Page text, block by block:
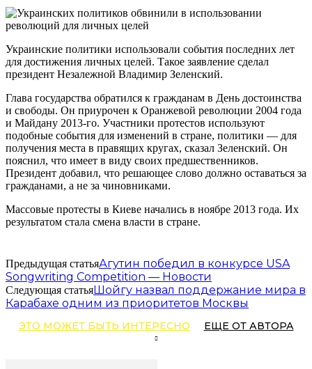
Украинские политики использовали события последних лет
для достижения личных целей. Такое заявление сделал
президент Незалежной Владимир Зеленский.
Глава государства обратился к гражданам в День достоинства
и свободы. Он приурочен к Оранжевой революции 2004 года
и Майдану 2013-го. Участники протестов используют
подобные события для изменений в стране, политики — для
получения места в правящих кругах, сказал Зеленский. Он
пояснил, что имеет в виду своих предшественников.
Президент добавил, что решающее слово должно оставаться за
гражданами, а не за чиновниками.
Массовые протесты в Киеве начались в ноябре 2013 года. Их
результатом стала смена власти в стране.
Предыдущая статьяАгутин победил в конкурсе USA
Songwriting Competition — Новости
Следующая статьяШойгу назвал поддержание мира в
Карабахе одним из приоритетов Москвы
ЭТО МОЖЕТ БЫТЬ ИНТЕРЕСНО ЕЩЕ ОТ АВТОРА